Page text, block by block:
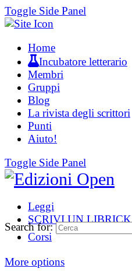
Toggle Side Panel
Home
Incubatore letterario
Membri
Gruppi
Blog
La rivista degli scrittori
Punti
Aiuto!
Toggle Side Panel
Leggi
SCRIVI UN LIBRICK
Corsi
More options
Search for: